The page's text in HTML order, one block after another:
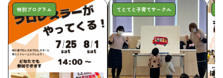
特別プログラム てとてと子育てサークル